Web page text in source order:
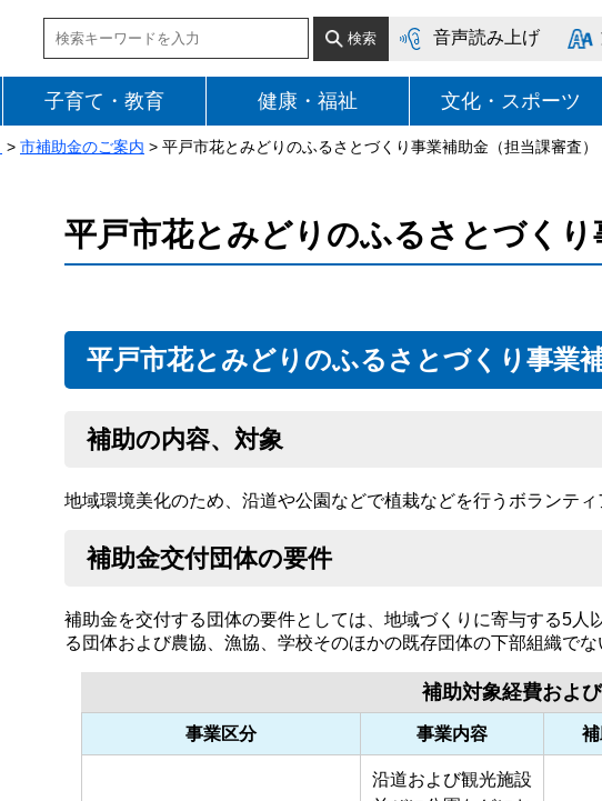
音声読み上げ
子育て・教育 健康・福祉 文化・スポーツ
> 市補助金のご案内 > 平戸市花とみどりのふるさとづくり事業補助金（担当課審査）
平戸市花とみどりのふるさとづく
平戸市花とみどりのふるさとづくり事業
補助の内容、対象
地域環境美化のため、沿道や公園などで植栽などを行うボランテ
補助金交付団体の要件
補助金を交付する団体の要件としては、地域づくりに寄与する5
る団体および農協、漁協、学校そのほかの既存団体の下部組織で
補助対象経費およ
事業区分 事業内容
沿道および観光施設